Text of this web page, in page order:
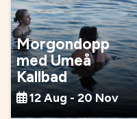
Morgondopp
med Umeå
Kallbad
12 Aug - 20 Nov